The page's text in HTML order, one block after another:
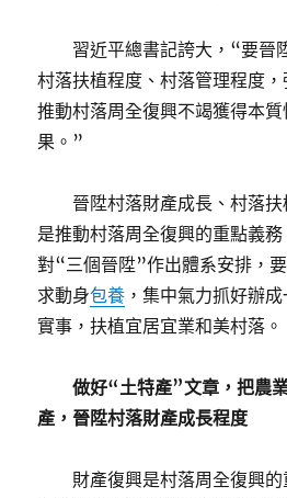
習近平總書記誇大，“要晉
村落扶植程度、村落管理程度，
推動村落周全復興不竭獲得本
果。”
晉陞村落財產成長、村落扶
是推動村落周全復興的重點義
對“三個晉陞”作出體系安排，
求動身包養 ，集中氣力抓好辦
實事，扶植宜居宜業和美村落。
做好“土特產”文章，把農
產，晉陞村落財產成長程度
財產復興是村落周全復興的